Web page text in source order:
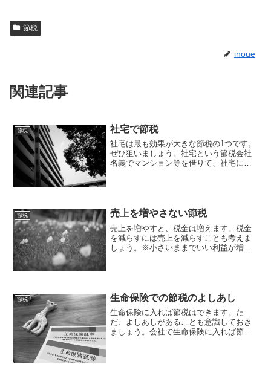
節税
inoue
関連記事
節税 社宅で節税
社宅は最も効果が大きな節税の1つです。
ぜひ狙いましょう。社宅という節税会社
名義でマンション等を借りて、社宅にす
節税 売上を増やさない節税
売上を増やすと、税金は増えます。税金
を減らすには売上を減らすことも考えま
しょう。※小さいままでいい利益が増え
節税 生命保険での節税のよしあし
生命保険に入れば節税はできます。た
だ、よしあしがあることも意識しておき
ましょう。会社で生命保険に入れば節税